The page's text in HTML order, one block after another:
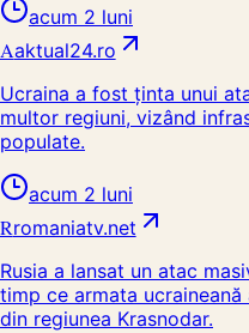
acum 2 luni
Aaktual24.ro
Ucraina a fost ținta unui
multor regiuni, vizând
populate.
acum 2 luni
Rromaniatv.net
Rusia a lansat un atac
timp ce armata
din regiunea Krasnodar.